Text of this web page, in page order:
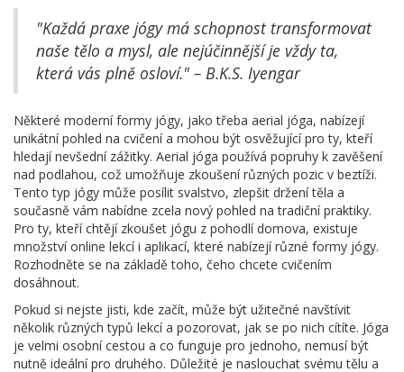
"Každá praxe jógy má schopnost transformovat
naše tělo a mysl, ale nejúčinnější je vždy ta,
která vás plně osloví." – B.K.S. Iyengar
Některé moderní formy jógy, jako třeba aerial jóga, nabízejí
unikátní pohled na cvičení a mohou být osvěžující pro ty, kteří
hledají nevšední zážitky. Aerial jóga používá popruhy k zavěšení
nad podlahou, což umožňuje zkoušení různých pozic v beztíži.
Tento typ jógy může posílit svalstvo, zlepšit držení těla a
současně vám nabídne zcela nový pohled na tradiční praktiky.
Pro ty, kteří chtějí zkoušet jógu z pohodlí domova, existuje
množství online lekcí i aplikací, které nabízejí různé formy jógy.
Rozhodněte se na základě toho, čeho chcete cvičením
dosáhnout.
Pokud si nejste jisti, kde začít, může být užitečné navštívit
několik různých typů lekcí a pozorovat, jak se po nich cítíte. Jóga
je velmi osobní cestou a co funguje pro jednoho, nemusí být
nutně ideální pro druhého. Důležité je naslouchat svému tělu a